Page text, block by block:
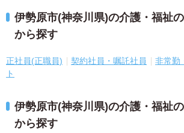
伊勢原市(神奈川県)の介護・福祉
から探す
正社員(正職員) 契約社員・嘱託社員
非常勤
ト
伊勢原市(神奈川県)の介護・福祉
から探す